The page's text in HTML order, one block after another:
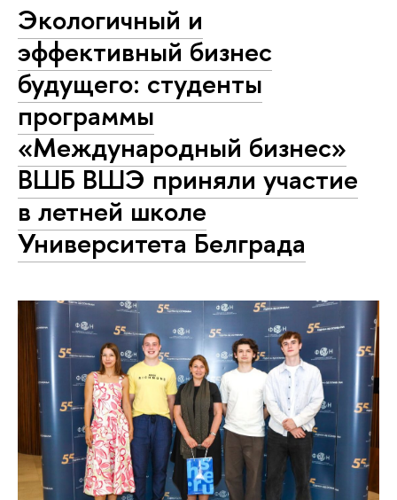
Экологичный и
эффективный бизнес
будущего: студенты
программы
«Международный бизнес»
ВШБ ВШЭ приняли участие
в летней школе
Университета Белграда